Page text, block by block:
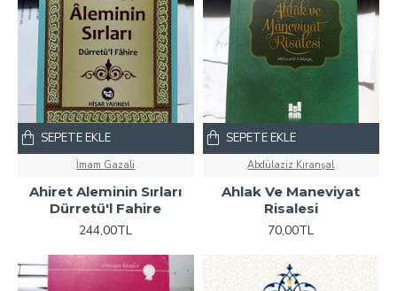
İmam Gazali
Ahiret Aleminin Sırları
Dürretü'l Fahire
244,00TL
SEPETE EKLE
Abdülaziz Kıranşal
Ahlak Ve Maneviyat
Risalesi
70,00TL
SEPETE EKLE